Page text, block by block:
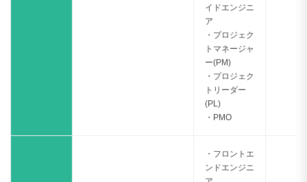
イドエンジニ
ア
・プロジェク
トマネージャ
ー(PM)
・プロジェク
トリーダー
(PL)
・PMO
・フロントエ
ンドエンジニ